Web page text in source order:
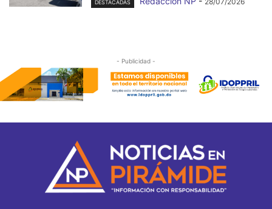
DESTACADAS
- Publicidad -